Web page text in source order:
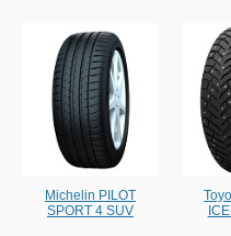
Michelin PILOT
SPORT 4 SUV